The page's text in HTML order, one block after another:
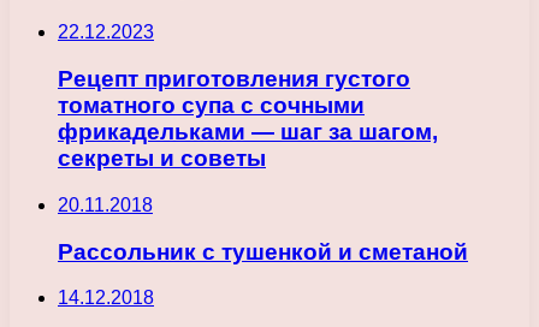
22.12.2023
Рецепт приготовления густого
томатного супа с сочными
фрикадельками — шаг за шагом,
секреты и советы
20.11.2018
Рассольник с тушенкой и сметаной
14.12.2018